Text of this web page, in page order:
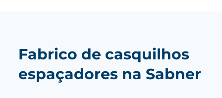
Fabrico de casquilhos
espaçadores na Sabner